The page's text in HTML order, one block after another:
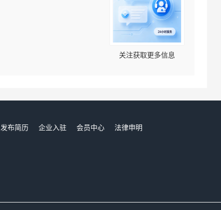
关注获取更多信息
发布简历 企业入驻 会员中心
法律申明